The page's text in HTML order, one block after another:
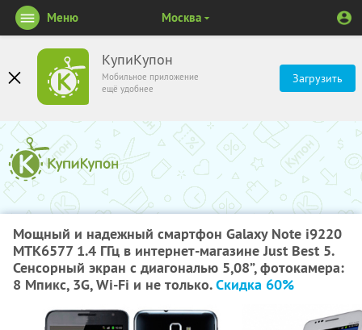
КупиКупон
Мобильное приложение
ещё удобнее
Загрузить
Меню Москва
Мощный и надежный смартфон Galaxy Note i9220
MTK6577 1.4 ГГц в интернет-магазине Just Best 5.
Сенсорный экран с диагональю 5,08”, фотокамера:
8 Мпикс, 3G, Wi-Fi и не только.Скидка 60%